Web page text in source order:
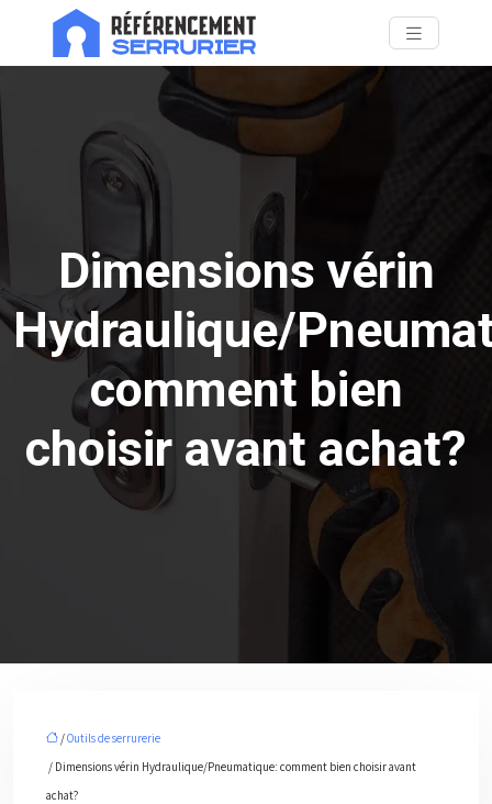
Dimensions vérin
Hydraulique/
comment bien
choisir avant achat?
/Outils de serrurerie
/ Dimensions vérin Hydraulique/Pneumatique: comment bien choisir avant
achat?